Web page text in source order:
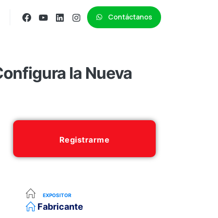
Contáctanos
la Nueva
Registrarme
EXPOSITOR
Fabricante